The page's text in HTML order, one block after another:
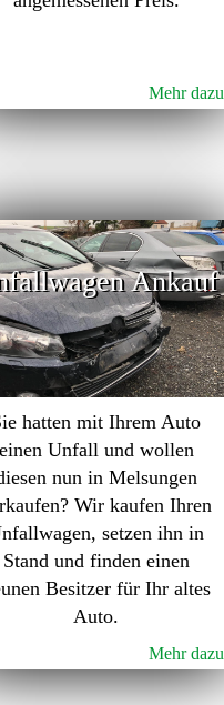
Mehr dazu
Ankauf
hatten mit Ihrem Auto
einen Unfall und wollen
nun in Melsungen
Wir kaufen Ihren
setzen ihn in
Stand und finden einen
Besitzer für Ihr altes
Auto.
Mehr dazu